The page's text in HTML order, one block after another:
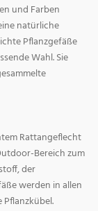
und Farben
natürliche
Pflanzgefäße
Wahl. Sie
Rattangeflecht
Bereich zum
der
werden in allen